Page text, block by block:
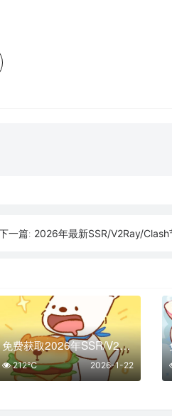
一篇: 2026年最新SSR/V2Ray/Clash
免费获取2026年SSR/V2Ray/Clash节点 | 01月22日可用
2026-1-22
212℃